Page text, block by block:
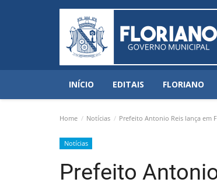
INÍCIO EDITAIS FLORIANO
Home Notícias Prefeito Antonio Reis lança em
Notícias
Prefeito